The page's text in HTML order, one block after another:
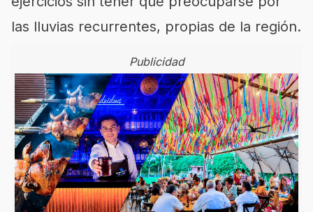
las lluvias recurrentes, propias de la región.
Publicidad